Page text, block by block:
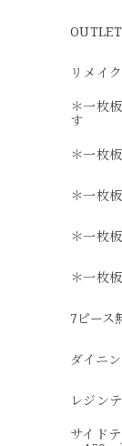
OUTLET
リメイ
＊一枚
す
＊一枚
＊一枚
＊一枚
＊一枚
7ピース
ダイニ
レジン
サイド